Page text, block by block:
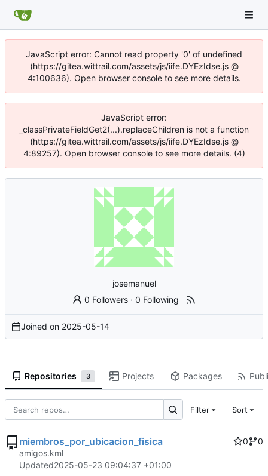
JavaScript error: Cannot read property '0' of undefined
(https://gitea.wittrail.com/assets/js/iife.DYEzIdse.js @
4:100636). Open browser console to see more details.
JavaScript error:
_classPrivateFieldGet2(...).replaceChildren is not a function
(https://gitea.wittrail.com/assets/js/iife.DYEzIdse.js @
4:89257). Open browser console to see more details. (4)
josemanuel
0 Followers ·0 Following
Joined on 2025-05-14
Repositories 3 Projects Packages
Filter Sort
miembros_por_ubicacion_fisica 0
0
amigos.kml
Updated2025-05-23 09:04:37 +01:00